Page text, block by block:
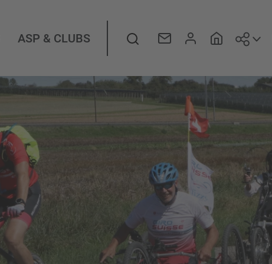
ASP & CLUBS Rechercher